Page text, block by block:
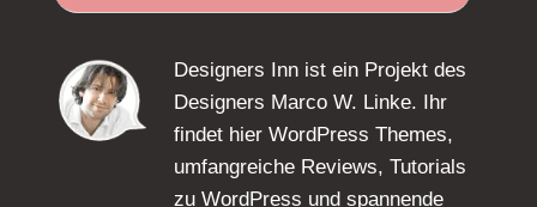
Designers Inn ist ein Projekt des
Designers Marco W. Linke. Ihr
findet hier WordPress Themes,
umfangreiche Reviews, Tutorials
zu WordPress und spannende